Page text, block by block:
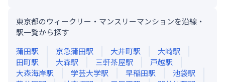
東京都のウィークリー・マンスリーマンションを沿線・
駅一覧から探す
蒲田駅 京急蒲田駅 大井町駅 大崎駅
田町駅 大森駅 三軒茶屋駅 戸越駅
大森海岸駅 学芸大学駅 早稲田駅 池袋駅